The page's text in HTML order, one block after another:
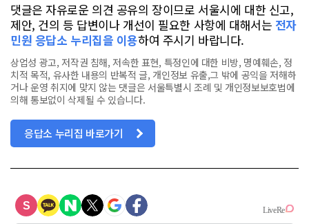
댓글은 자유로운 의견 공유의 장이므로 서울시에 대한 신고,
제안, 건의 등 답변이나 개선이 필요한 사항에 대해서는 전자
민원 응답소 누리집을 이용하여 주시기 바랍니다.
상업성 광고, 저작권 침해, 저속한 표현, 특정인에 대한 비방, 명예훼손, 정
치적 목적, 유사한 내용의 반복적 글, 개인정보 유출,그 밖에 공익을 저해하
거나 운영 취지에 맞지 않는 댓글은 서울특별시 조례 및 개인정보보호법에
의해 통보없이 삭제될 수 있습니다.
응답소 누리집 바로가기